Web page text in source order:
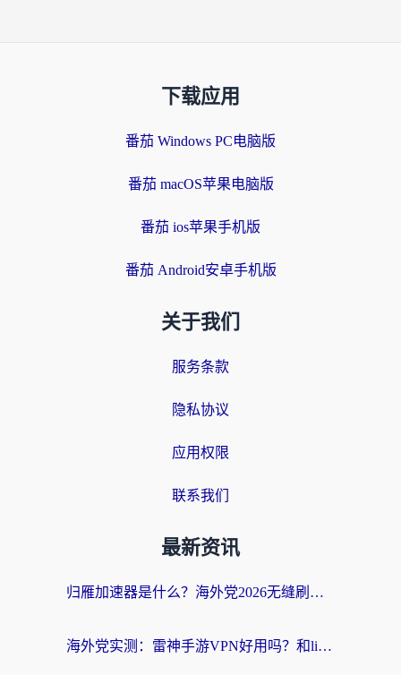
下载应用
番茄 Windows PC电脑版
番茄 macOS苹果电脑版
番茄 ios苹果手机版
番茄 Android安卓手机版
关于我们
服务条款
隐私协议
应用权限
联系我们
最新资讯
归雁加速器是什么？海外党2026无缝刷剧玩国服的实用指南
海外党实测：雷神手游VPN好用吗？和lightVPN对比哪个回国效果更好？附真实体验+避坑指南